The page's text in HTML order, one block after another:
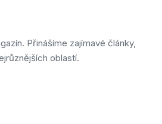
Přinášíme zajímavé články,
oblastí.